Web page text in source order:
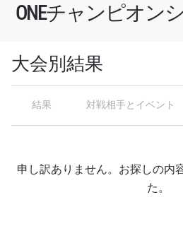
ONEチャンピオン
大会別結果
結果 対戦相手とイベント
申し訳ありません。お探しの内
た。
対戦相手
大会
ハイライトを見
名前（ローマ字で記入）
購読
社のプライバシーポリシー
使用および開示に同意した
様は、いつでも配信を停止